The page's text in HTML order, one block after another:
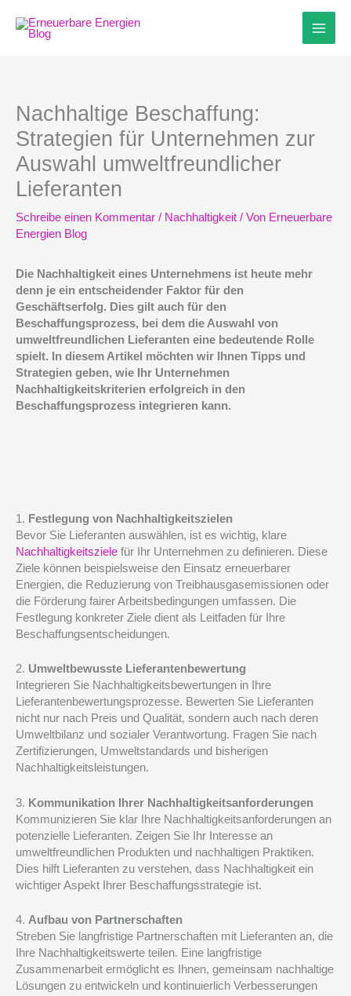
Inhalt
springen
Nachhaltige Beschaffung:
Strategien für Unternehmen zur
Auswahl umweltfreundlicher
Lieferanten
Schreibe einen Kommentar / Nachhaltigkeit / Von Erneuerbare
Energien Blog
Die Nachhaltigkeit eines Unternehmens ist heute mehr
denn je ein entscheidender Faktor für den
Geschäftserfolg. Dies gilt auch für den
Beschaffungsprozess, bei dem die Auswahl von
umweltfreundlichen Lieferanten eine bedeutende Rolle
spielt. In diesem Artikel möchten wir Ihnen Tipps und
Strategien geben, wie Ihr Unternehmen
Nachhaltigkeitskriterien erfolgreich in den
Beschaffungsprozess integrieren kann.
1. Festlegung von Nachhaltigkeitszielen
Bevor Sie Lieferanten auswählen, ist es wichtig, klare
Nachhaltigkeitsziele für Ihr Unternehmen zu definieren. Diese
Ziele können beispielsweise den Einsatz erneuerbarer
Energien, die Reduzierung von Treibhausgasemissionen oder
die Förderung fairer Arbeitsbedingungen umfassen. Die
Festlegung konkreter Ziele dient als Leitfaden für Ihre
Beschaffungsentscheidungen.
2. Umweltbewusste Lieferantenbewertung
Integrieren Sie Nachhaltigkeitsbewertungen in Ihre
Lieferantenbewertungsprozesse. Bewerten Sie Lieferanten
nicht nur nach Preis und Qualität, sondern auch nach deren
Umweltbilanz und sozialer Verantwortung. Fragen Sie nach
Zertifizierungen, Umweltstandards und bisherigen
Nachhaltigkeitsleistungen.
3. Kommunikation Ihrer Nachhaltigkeitsanforderungen
Kommunizieren Sie klar Ihre Nachhaltigkeitsanforderungen an
potenzielle Lieferanten. Zeigen Sie Ihr Interesse an
umweltfreundlichen Produkten und nachhaltigen Praktiken.
Dies hilft Lieferanten zu verstehen, dass Nachhaltigkeit ein
wichtiger Aspekt Ihrer Beschaffungsstrategie ist.
4. Aufbau von Partnerschaften
Streben Sie langfristige Partnerschaften mit Lieferanten an, die
Ihre Nachhaltigkeitswerte teilen. Eine langfristige
Zusammenarbeit ermöglicht es Ihnen, gemeinsam nachhaltige
Lösungen zu entwickeln und kontinuierlich Verbesserungen